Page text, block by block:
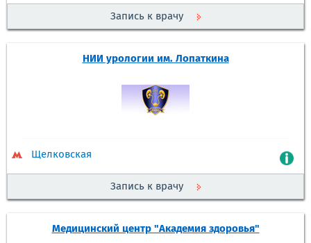
Запись к врачу
НИИ урологии им. Лопаткина
Щелковская
Запись к врачу
Медицинский центр "Академия здоровья"